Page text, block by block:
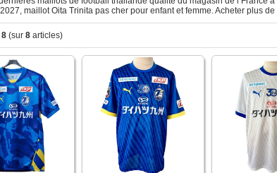
maillot Oita Trinita pas cher pour enfant et femme. Acheter plus
8 (sur 8 articles)